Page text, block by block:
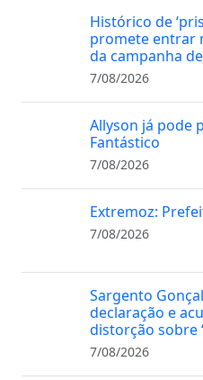
Histórico de
promete entrar
da campanha
7/08/2026
Allyson já pode
Fantástico
7/08/2026
Extremoz:
7/08/2026
Sargento
declaração e
distorção sobre
7/08/2026